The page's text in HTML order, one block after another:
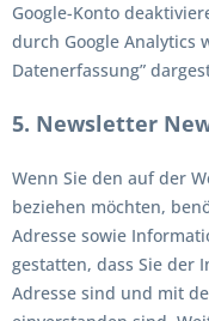
Google-Konto
durch Google Analytics
Datenerfassung”
5. Newsletter
Wenn Sie den auf der
beziehen möchten,
Adresse sowie
gestatten, dass Sie der
Adresse sind und mit